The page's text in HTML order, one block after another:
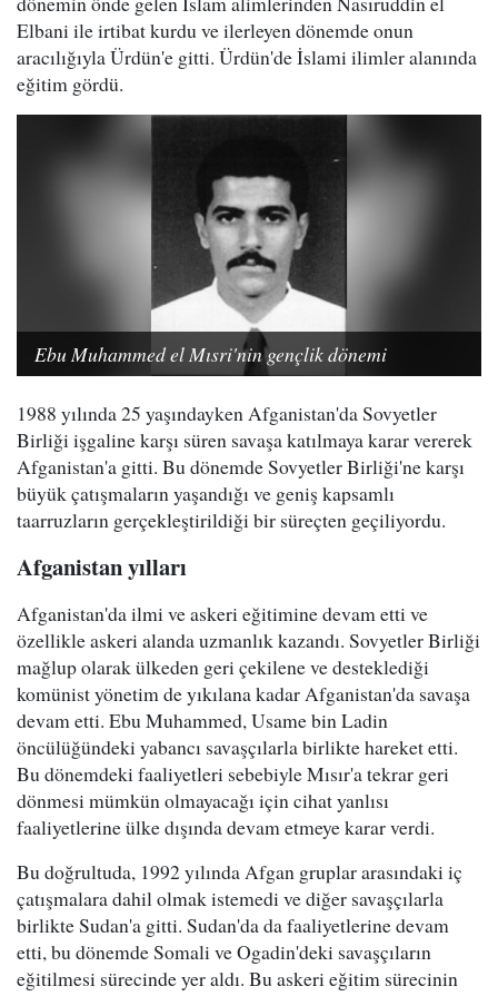
Elbani ile irtibat kurdu ve ilerleyen dönemde onun
aracılığıyla Ürdün'e gitti. Ürdün'de İslami ilimler alanında
eğitim gördü.
Ebu Muhammed el Mısri'nin gençlik dönemi
1988 yılında 25 yaşındayken Afganistan'da Sovyetler
Birliği işgaline karşı süren savaşa katılmaya karar vererek
Afganistan'a gitti. Bu dönemde Sovyetler Birliği'ne karşı
büyük çatışmaların yaşandığı ve geniş kapsamlı
taarruzların gerçekleştirildiği bir süreçten geçiliyordu.
Afganistan yılları
Afganistan'da ilmi ve askeri eğitimine devam etti ve
özellikle askeri alanda uzmanlık kazandı. Sovyetler Birliği
mağlup olarak ülkeden geri çekilene ve desteklediği
komünist yönetim de yıkılana kadar Afganistan'da savaşa
devam etti. Ebu Muhammed, Usame bin Ladin
öncülüğündeki yabancı savaşçılarla birlikte hareket etti.
Bu dönemdeki faaliyetleri sebebiyle Mısır'a tekrar geri
dönmesi mümkün olmayacağı için cihat yanlısı
faaliyetlerine ülke dışında devam etmeye karar verdi.
Bu doğrultuda, 1992 yılında Afgan gruplar arasındaki iç
çatışmalara dahil olmak istemedi ve diğer savaşçılarla
birlikte Sudan'a gitti. Sudan'da da faaliyetlerine devam
etti, bu dönemde Somali ve Ogadin'deki savaşçıların
eğitilmesi sürecinde yer aldı. Bu askeri eğitim sürecinin